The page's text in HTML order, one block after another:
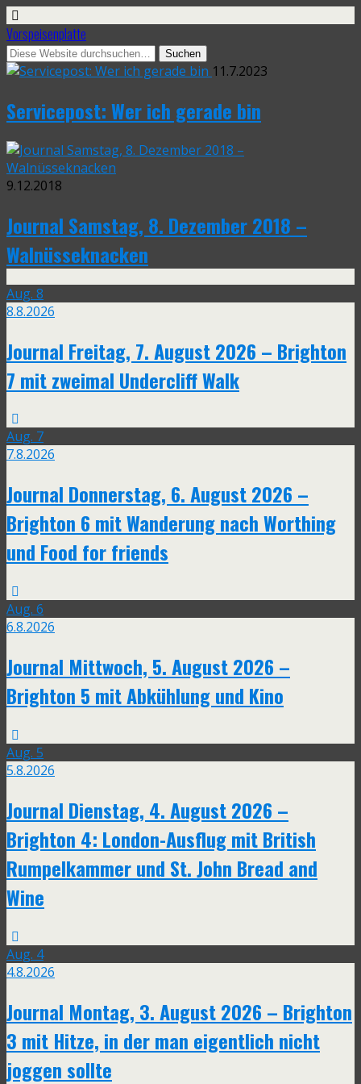
Vorspeisenplatte
11.7.2023
Servicepost: Wer ich gerade bin
9.12.2018
Journal Samstag, 8. Dezember 2018 –
Walnüsseknacken
Aug. 8
8.8.2026
Journal Freitag, 7. August 2026 – Brighton
7 mit zweimal Undercliff Walk
Aug. 7
7.8.2026
Journal Donnerstag, 6. August 2026 –
Brighton 6 mit Wanderung nach Worthing
und Food for friends
Aug. 6
6.8.2026
Journal Mittwoch, 5. August 2026 –
Brighton 5 mit Abkühlung und Kino
Aug. 5
5.8.2026
Journal Dienstag, 4. August 2026 –
Brighton 4: London-Ausflug mit British
Rumpelkammer und St. John Bread and
Wine
Aug. 4
4.8.2026
Journal Montag, 3. August 2026 – Brighton
3 mit Hitze, in der man eigentlich nicht
joggen sollte